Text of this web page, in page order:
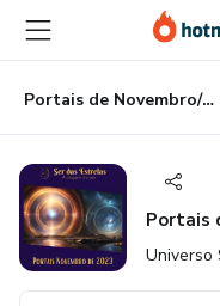
para
conteúdo
principal
para
pagamento
para
rodapé
Portais de Novembro/2023
Portais
Universo